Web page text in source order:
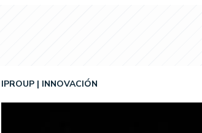
IPROUP INNOVACIÓN